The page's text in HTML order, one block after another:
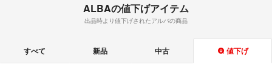
ALBAの値下げアイテム
出品時より値下げされたアルバの商品
すべて 新品 中古 値下げ